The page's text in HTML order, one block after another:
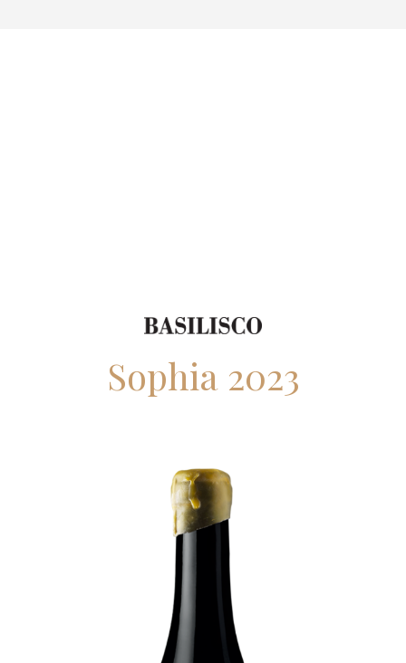
Sophia 2023